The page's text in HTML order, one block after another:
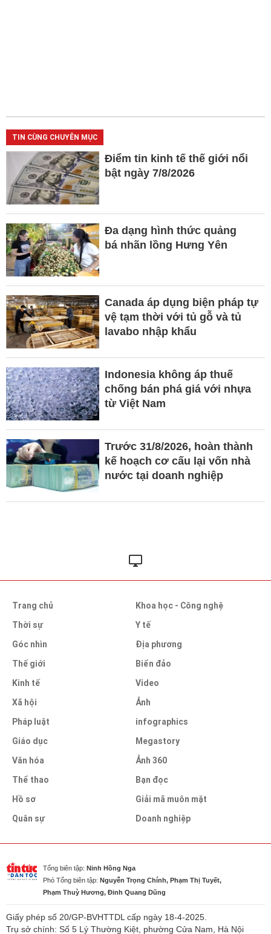
TIN CÙNG CHUYÊN MỤC
Điểm tin kinh tế thế giới nổi
bật ngày 7/8/2026
Đa dạng hình thức quảng
bá nhãn lồng Hưng Yên
Canada áp dụng biện pháp tự
vệ tạm thời với tủ gỗ và tủ
lavabo nhập khẩu
Indonesia không áp thuế
chống bán phá giá với nhựa
từ Việt Nam
Trước 31/8/2026, hoàn thành
kế hoạch cơ cấu lại vốn nhà
nước tại doanh nghiệp
Trang chủ
Thời sự
Góc nhìn
Thế giới
Kinh tế
Xã hội
Pháp luật
Giáo dục
Văn hóa
Thể thao
Hồ sơ
Quân sự
Khoa học - Công nghệ
Y tế
Địa phương
Biển đảo
Video
Ảnh
infographics
Megastory
Ảnh 360
Bạn đọc
Giải mã muôn mặt
Doanh nghiệp
Tổng biên tập: Ninh Hồng Nga
Phó Tổng biên tập: Nguyễn Trọng Chính, Phạm Thị Tuyết,
Phạm Thuỳ Hương, Đinh Quang Dũng
Giấy phép số 20/GP-BVHTTDL cấp ngày 18-4-2025.
Trụ sở chính: Số 5 Lý Thường Kiệt, phường Cửa Nam, Hà Nội